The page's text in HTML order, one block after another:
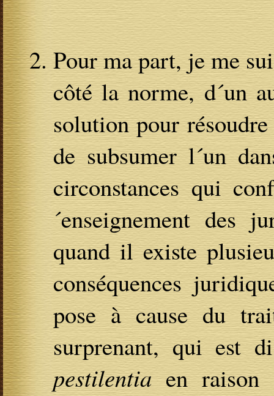
Pour ma part, je me
côté la norme, d´un
solution pour
de subsumer l´un
circonstances qui
´enseignement des
quand il existe
conséquences
pose à cause du
surprenant, qui est
pestilentiaen raison